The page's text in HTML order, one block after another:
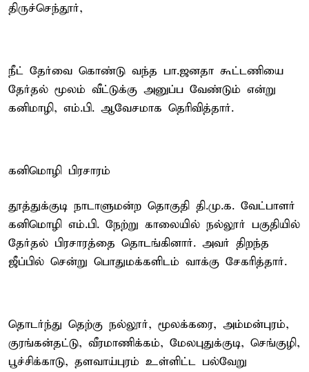
திருச்செந்தூர்,
நீட் தேர்வை கொண்டு வந்த பா.ஜனதா கூட்டணியை
தேர்தல் மூலம் வீட்டுக்கு அனுப்ப வேண்டும் என்று
கனிமாழி, எம்.பி. ஆவேசமாக தெரிவித்தார்.
கனிமொழி பிரசாரம்
தூத்துக்குடி நாடாளுமன்ற தொகுதி தி.மு.க. வேட்பாளர்
கனிமொழி எம்.பி. நேற்று காலையில் நல்லூர் பகுதியில்
தேர்தல் பிரசாரத்தை தொடங்கினார். அவர் திறந்த
ஜீப்பில் சென்று பொதுமக்களிடம் வாக்கு சேகரித்தார்.
தொடர்ந்து தெற்கு நல்லூர், மூலக்கரை, அம்மன்புரம்,
குரங்கன்தட்டு, வீரமாணிக்கம், மேலபுதுக்குடி, செங்குழி,
பூச்சிக்காடு, தளவாய்புரம் உள்ளிட்ட பல்வேறு